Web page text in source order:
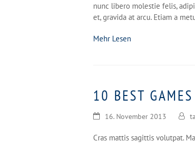
nunc libero molestie felis,
et, gravida at arcu. Etiam a
Mehr Lesen
10 BEST
16. November 2013 ta
Cras mattis sagittis volutpat.